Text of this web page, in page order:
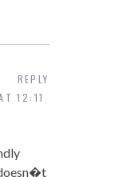
12:11
REPLY